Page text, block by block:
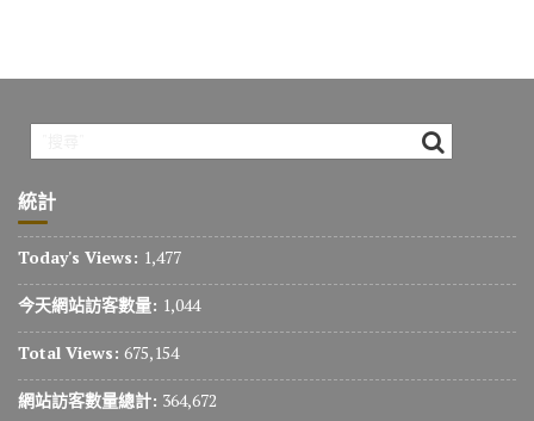
統計
Today's Views: 1,477
今天網站訪客數量: 1,044
Total Views: 675,154
網站訪客數量總計: 364,672